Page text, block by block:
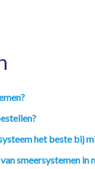
het beste bij
smeersystemen in